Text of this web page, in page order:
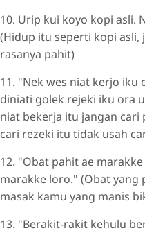
10. Urip kui koyo kopi asli.
(Hidup itu seperti kopi asli,
rasanya pahit)
11. "Nek wes niat kerjo iku
diniati golek rejeki iku ora
niat bekerja itu jangan cari
cari rezeki itu tidak usah
12. "Obat pahit ae
marakke loro." (Obat yang
masak kamu yang manis
13. "Berakit-rakit kehulu